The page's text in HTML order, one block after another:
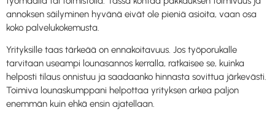
annoksen säilyminen hyvänä eivät ole pieniä asioita, vaan osa
koko palvelukokemusta.
Yrityksille taas tärkeää on ennakoitavuus. Jos työporukalle
tarvitaan useampi lounasannos kerralla, ratkaisee se, kuinka
helposti tilaus onnistuu ja saadaanko hinnasta sovittua järkevästi.
Toimiva lounaskumppani helpottaa yrityksen arkea paljon
enemmän kuin ehkä ensin ajatellaan.